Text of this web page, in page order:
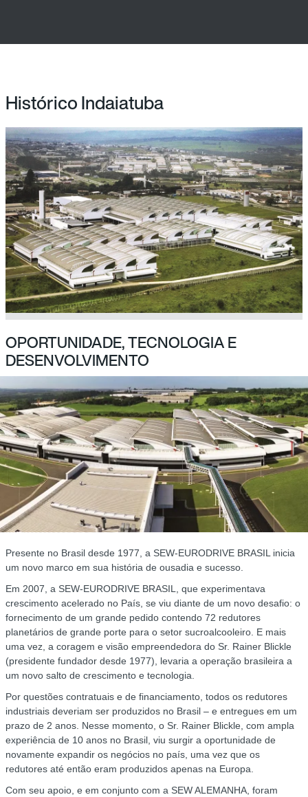
Histórico Indaiatuba
OPORTUNIDADE, TECNOLOGIA E
DESENVOLVIMENTO
Presente no Brasil desde 1977, a SEW-EURODRIVE BRASIL inicia
um novo marco em sua história de ousadia e sucesso.
Em 2007, a SEW-EURODRIVE BRASIL, que experimentava
crescimento acelerado no País, se viu diante de um novo desafio: o
fornecimento de um grande pedido contendo 72 redutores
planetários de grande porte para o setor sucroalcooleiro. E mais
uma vez, a coragem e visão empreendedora do Sr. Rainer Blickle
(presidente fundador desde 1977), levaria a operação brasileira a
um novo salto de crescimento e tecnologia.
Por questões contratuais e de financiamento, todos os redutores
industriais deveriam ser produzidos no Brasil – e entregues em um
prazo de 2 anos. Nesse momento, o Sr. Rainer Blickle, com ampla
experiência de 10 anos no Brasil, viu surgir a oportunidade de
novamente expandir os negócios no país, uma vez que os
redutores até então eram produzidos apenas na Europa.
Com seu apoio, e em conjunto com a SEW ALEMANHA, foram